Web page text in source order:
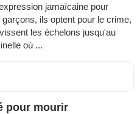
jamaïcaine pour
ils optent pour le crime,
les échelons jusqu'au
où ...
pour mourir